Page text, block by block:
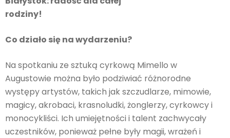
rodziny!
Co działo się na wydarzeniu?
Na spotkaniu ze sztuką cyrkową Mimello w
Augustowie można było podziwiać różnorodne
występy artystów, takich jak szczudlarze, mimowie,
magicy, akrobaci, krasnoludki, żonglerzy, cyrkowcy i
monocykliści. Ich umiejętności i talent zachwycały
uczestników, ponieważ pełne były magii, wrażeń i